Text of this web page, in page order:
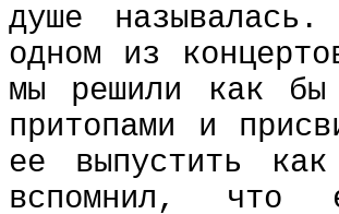
душе
одном из
мы решили как
притопами и
ее выпустить
вспомнил, что